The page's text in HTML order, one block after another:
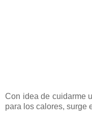
Con idea de cuidarme
para los calores, surge